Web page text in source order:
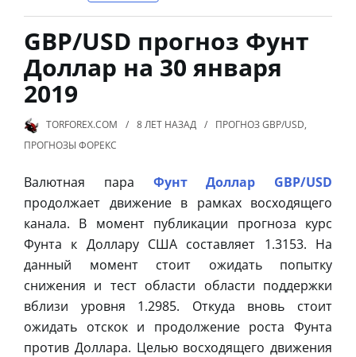
GBP/USD прогноз Фунт
Доллар на 30 января
2019
TORFOREX.COM 8 ЛЕТ НАЗАД ПРОГНОЗ GBP/USD,
ПРОГНОЗЫ ФОРЕКС
Валютная пара Фунт Доллар GBP/USD
продолжает движение в рамках восходящего
канала. В момент публикации прогноза курс
Фунта к Доллару США составляет 1.3153. На
данный момент стоит ожидать попытку
снижения и тест области области поддержки
вблизи уровня 1.2985. Откуда вновь стоит
ожидать отскок и продолжение роста Фунта
против Доллара. Целью восходящего движения